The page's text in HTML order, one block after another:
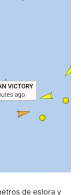
de eslora y